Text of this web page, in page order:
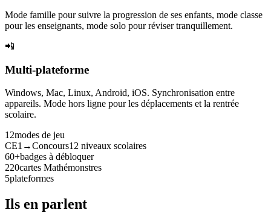
Mode famille pour suivre la progression de ses enfants, mode classe
pour les enseignants, mode solo pour réviser tranquillement.
📲
Multi-plateforme
Windows, Mac, Linux, Android, iOS. Synchronisation entre
appareils. Mode hors ligne pour les déplacements et la rentrée
scolaire.
12modes de jeu
CE1→Concours12 niveaux scolaires
60+badges à débloquer
220cartes Mathémonstres
5plateformes
Ils en parlent